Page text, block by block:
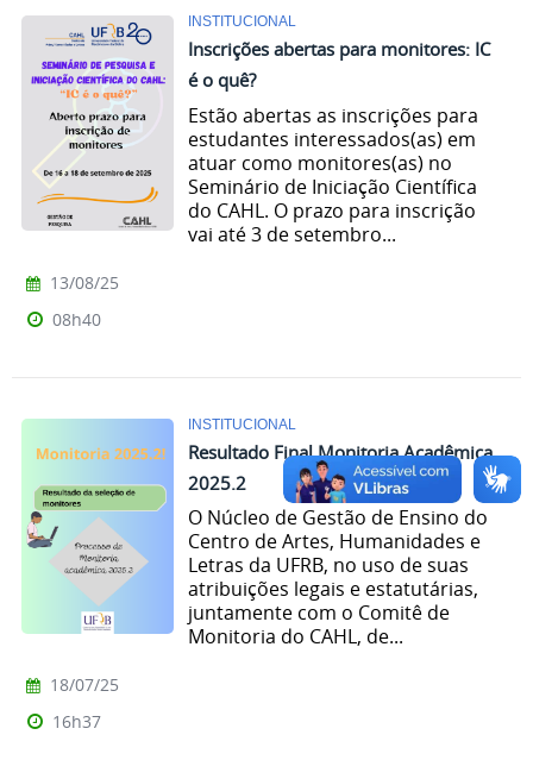
INSTITUCIONAL
Inscrições abertas para monitores: IC
é o quê?
Estão abertas as inscrições para
estudantes interessados(as) em
atuar como monitores(as) no
Seminário de Iniciação Científica
do CAHL. O prazo para inscrição
vai até 3 de setembro...
13/08/25
08h40
INSTITUCIONAL
Resultado Final Monitoria Acadêmica
2025.2
O Núcleo de Gestão de Ensino do
Centro de Artes, Humanidades e
Letras da UFRB, no uso de suas
atribuições legais e estatutárias,
juntamente com o Comitê de
Monitoria do CAHL, de...
18/07/25
16h37